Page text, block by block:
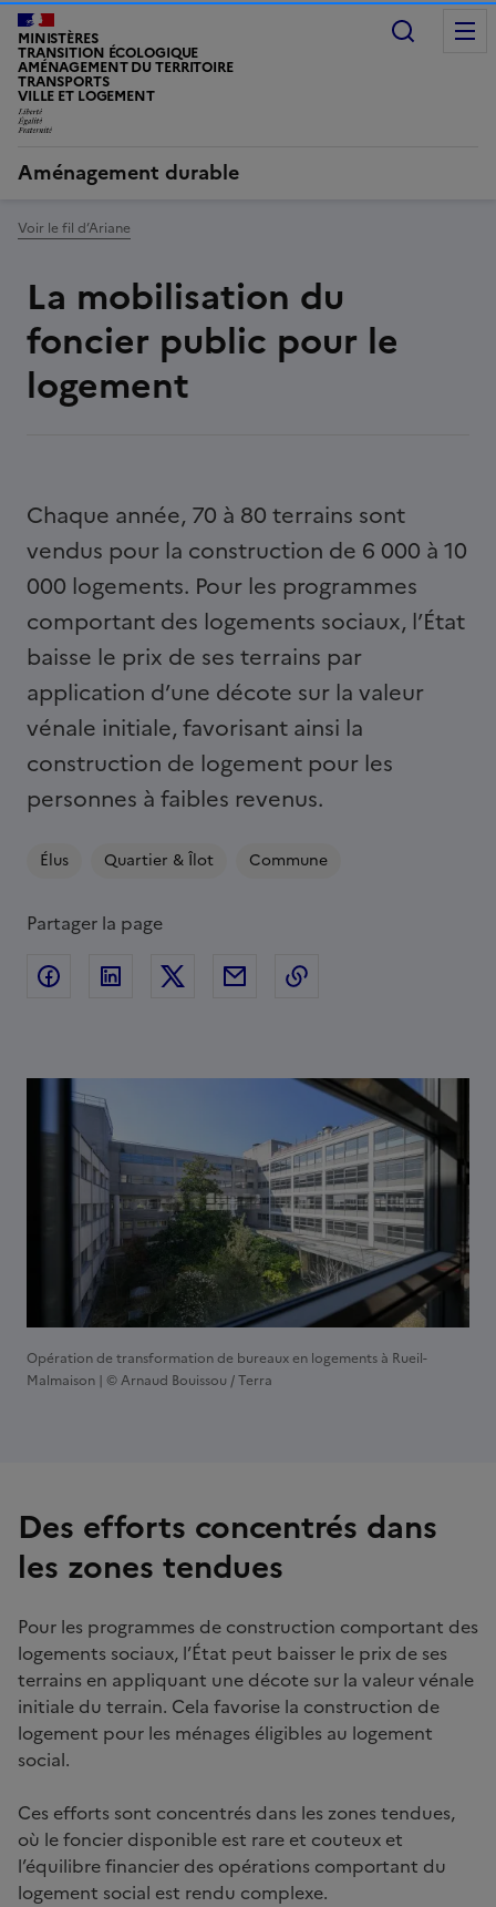
MINISTÈRES
TRANSITION ÉCOLOGIQUE
AMÉNAGEMENT DU TERRITOIRE
TRANSPORTS
VILLE ET LOGEMENT
LIBERTÉ, ÉGALITÉ, FRATERNITÉ
Aménagement durable
Voir le fil d’Ariane
La mobilisation du
foncier public pour le
logement
Chaque année, 70 à 80 terrains sont
vendus pour la construction de 6 000 à 10
000 logements. Pour les programmes
comportant des logements sociaux, l’État
baisse le prix de ses terrains par
application d’une décote sur la valeur
vénale initiale, favorisant ainsi la
construction de logement pour les
personnes à faibles revenus.
Élus Quartier & Îlot Commune
Partager la page
Partager sur Facebook
Partager sur Linkedin
Partager sur Twitter
Partager par Email
Opération de transformation de bureaux en logements à Rueil-
Malmaison | © Arnaud Bouissou / Terra
Des efforts concentrés dans
les zones tendues
Pour les programmes de construction comportant des
logements sociaux, l’État peut baisser le prix de ses
terrains en appliquant une décote sur la valeur vénale
initiale du terrain. Cela favorise la construction de
logement pour les ménages éligibles au logement
social.
Ces efforts sont concentrés dans les zones tendues,
où le foncier disponible est rare et couteux et
l’équilibre financier des opérations comportant du
logement social est rendu complexe.